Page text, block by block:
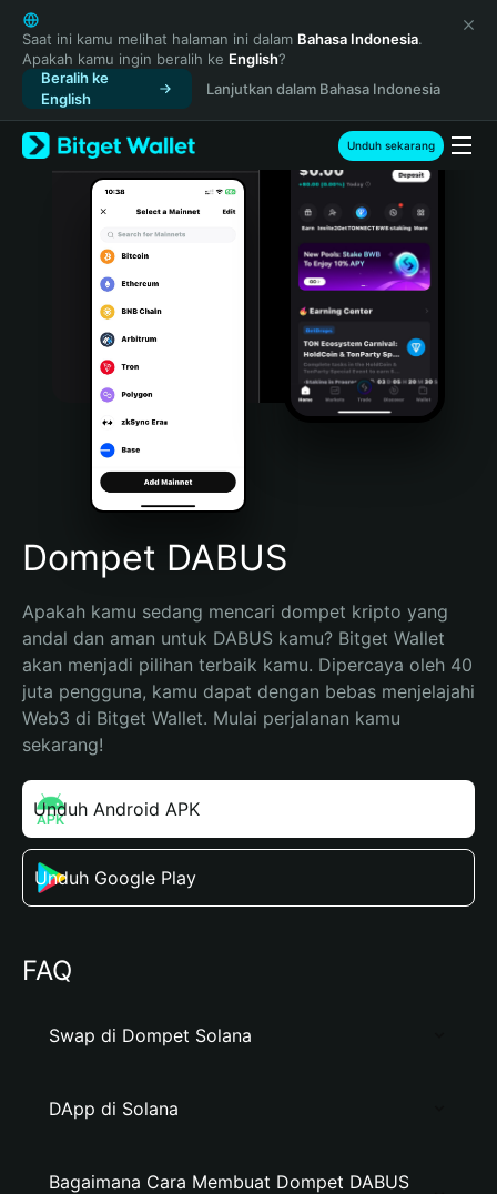
English
日本語
Tiếng Việt
Русский
Español (Latinoamérica)
Türkçe
Italiano
Português (Portugal)
Bahasa Indonesia
Português (Brasil)
Español (Argentina)
Saat ini kamu melihat halaman ini dalam Bahasa Indonesia.
Apakah kamu ingin beralih ke English?
Beralih ke
English
Lanjutkan dalam Bahasa Indonesia
Unduh sekarang
Dompet DABUS
Apakah kamu sedang mencari dompet kripto yang
andal dan aman untuk DABUS kamu? Bitget Wallet
akan menjadi pilihan terbaik kamu. Dipercaya oleh 40
juta pengguna, kamu dapat dengan bebas menjelajahi
Web3 di Bitget Wallet. Mulai perjalanan kamu
sekarang!
Unduh Android APK
Unduh Google Play
FAQ
Swap di Dompet Solana
DApp di Solana
Bagaimana Cara Membuat Dompet DABUS